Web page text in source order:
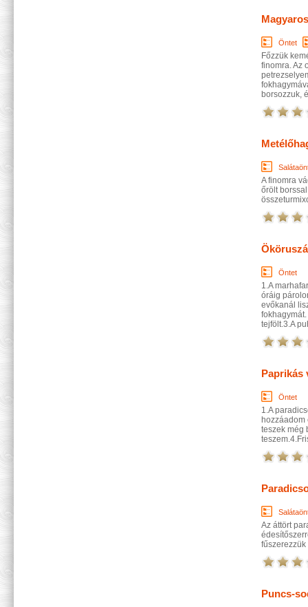
Öntet
Főzzük
finomra. Az
borsozzuk,
A finomra
őrölt
Öntet
1.A
óráig
evőkanál
tejfölt.3.A
Paprikás
Öntet
1.A
hozzáadom
teszek még
Az áttört
Puncs-